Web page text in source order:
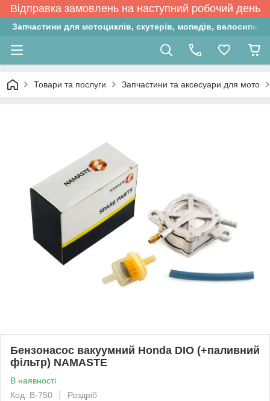
Відправка замовлень на наступний робочий день
Запчастини для мотоциклів, скутерів, мопедів,
Товари та послуги Запчастини та аксесуари для мото
Бензонасос вакуумний Honda DIO (+паливний
фільтр) NAMASTE
В наявності
Код: B-750
Роздріб